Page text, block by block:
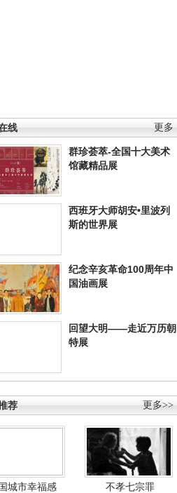
更多
线
群珍荟萃-全国十大美术
馆藏精品展
西班牙大师胡安•里波列
斯的世界展
纪念辛亥革命100周年中
国油画展
回望大明——走近万历朝
特展
更多>>
荐
城市幸福感
不孝七宗罪